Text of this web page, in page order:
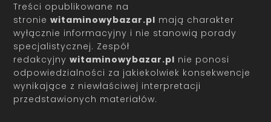
Treści opublikowane na
stroniewitaminowybazar.pl mają charakter
wyłącznie informacyjny i nie stanowią porady
specjalistycznej. Zespół
redakcyjnywitaminowybazar.pl nie ponosi
odpowiedzialności za jakiekolwiek konsekwencje
wynikające z niewłaściwej interpretacji
przedstawionych materiałów.